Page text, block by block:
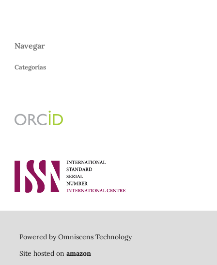
Navegar
Categorías
Powered by Omniscens Technology
Site hosted on amazon